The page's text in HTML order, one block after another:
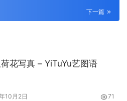
下一篇
花写真 – YiTuYu艺图语
10月2日 71